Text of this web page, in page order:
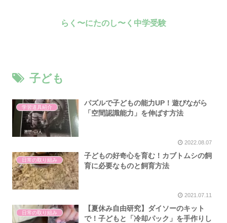
らく〜にたのし〜く中学受験
子ども
学習道具紹介
パズルで子どもの能力UP！遊びながら
「空間認識能力」を伸ばす方法
2022.08.07
日常の取り組み
子どもの好奇心を育む！カブトムシの飼
育に必要なものと飼育方法
2021.07.11
日常の取り組み
【夏休み自由研究】ダイソーのキット
で！子どもと「冷却パック」を手作りし